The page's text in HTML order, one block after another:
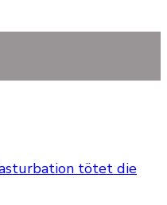
tötet die